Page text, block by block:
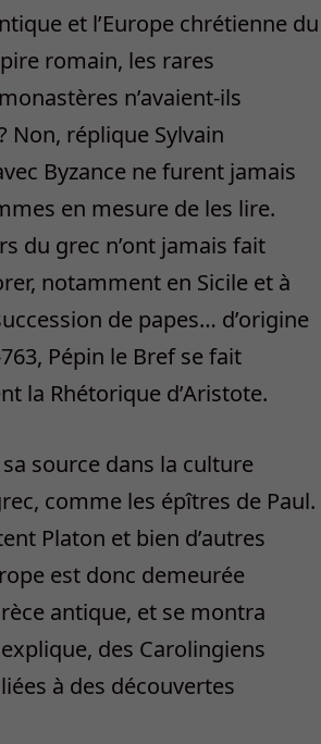
et l’Europe chrétienne du
romain, les rares
n’avaient-ils
Non, réplique Sylvain
Byzance ne furent jamais
en mesure de les lire.
du grec n’ont jamais fait
notamment en Sicile et à
de papes… d’origine
Pépin le Bref se fait
la Rhétorique d’Aristote.
source dans la culture
comme les épîtres de Paul.
Platon et bien d’autres
est donc demeurée
antique, et se montra
des Carolingiens
à des découvertes